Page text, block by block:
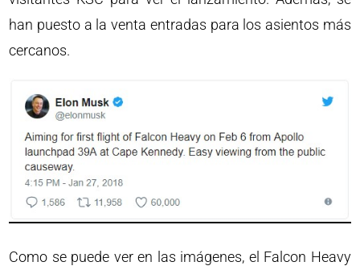
han puesto a la venta entradas para los asientos más
cercanos.
Como se puede ver en las imágenes, el Falcon Heavy